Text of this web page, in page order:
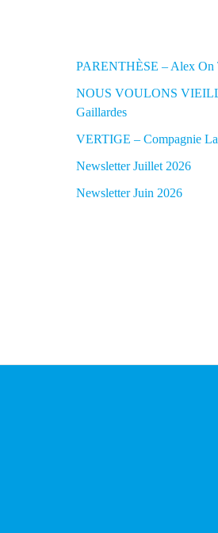
PARENTHÈSE – Alex On
NOUS VOULONS
Gaillardes
VERTIGE – Compagnie
Newsletter Juillet 2026
Newsletter Juin 2026